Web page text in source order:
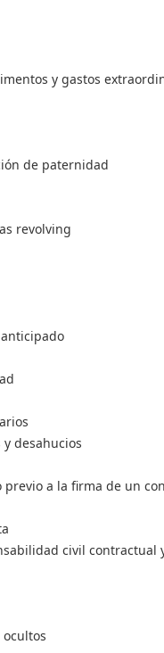
y gastos
de paternidad
revolving
desahucios
previo a la firma de un
civil contractual
ocultos